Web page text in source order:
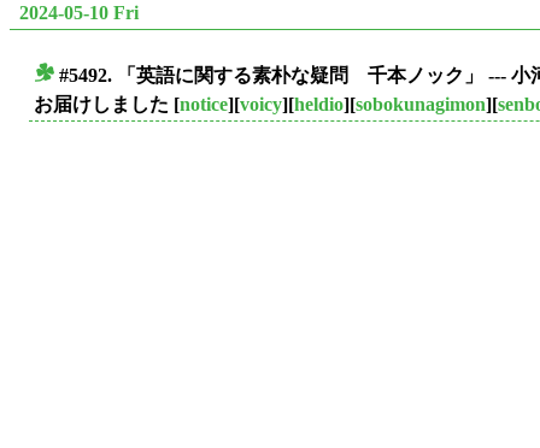
2024-05-10 Fri
#5492. 「英語に関する素朴な疑問 千本ノック」 ---
お届けしました [notice][voicy][heldio][sobokunagimon][